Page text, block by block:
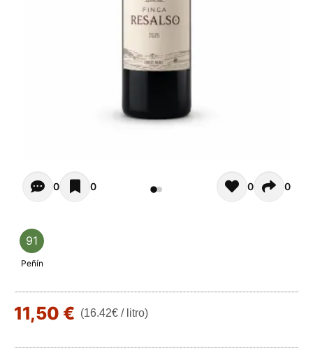
Opiniones - In questo momento non ci sono commenti.
0 0 0 0
91
Peñín
11,50 € (16.42€ / litro)